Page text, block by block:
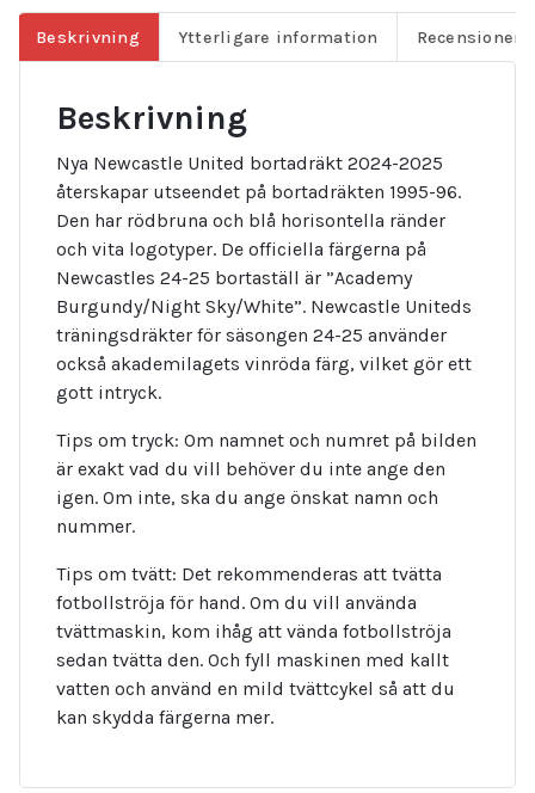
Beskrivning Ytterligare information Recensioner
Beskrivning
Nya Newcastle United bortadräkt 2024-2025
återskapar utseendet på bortadräkten 1995-96.
Den har rödbruna och blå horisontella ränder
och vita logotyper. De officiella färgerna på
Newcastles 24-25 bortaställ är ”Academy
Burgundy/Night Sky/White”. Newcastle Uniteds
träningsdräkter för säsongen 24-25 använder
också akademilagets vinröda färg, vilket gör ett
gott intryck.
Tips om tryck: Om namnet och numret på bilden
är exakt vad du vill behöver du inte ange den
igen. Om inte, ska du ange önskat namn och
nummer.
Tips om tvätt: Det rekommenderas att tvätta
fotbollströja för hand. Om du vill använda
tvättmaskin, kom ihåg att vända fotbollströja
sedan tvätta den. Och fyll maskinen med kallt
vatten och använd en mild tvättcykel så att du
kan skydda färgerna mer.